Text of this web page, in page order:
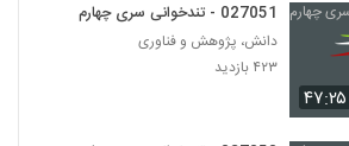
۴۰۶ بازدید
027048 - تندخوانی سری چهارم
۳۹۹ بازدید
۴۷:۲۵
027051 - تندخوانی سری چهارم
دانش، پژوهش و فناوری
۴۲۳ بازدید